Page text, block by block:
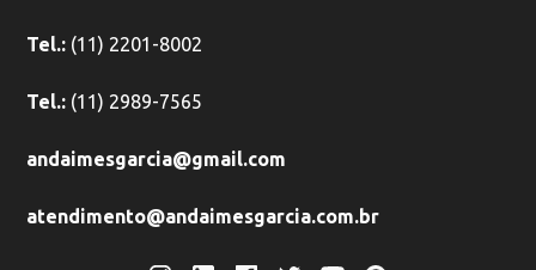
Tel.: (11) 2201-8002
Tel.: (11) 2989-7565
andaimesgarcia@gmail.com
atendimento@andaimesgarcia.com.br